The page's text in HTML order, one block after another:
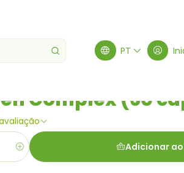
PT
Complex (60
avaliação
Adicionar